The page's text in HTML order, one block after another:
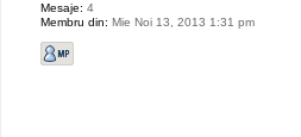
Mesaje: 4
Membru din: Mie Noi 13, 2013 1:31 pm